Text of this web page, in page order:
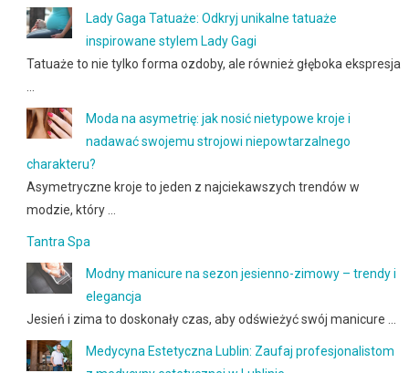
Lady Gaga Tatuaże: Odkryj unikalne tatuaże
inspirowane stylem Lady Gagi
Tatuaże to nie tylko forma ozdoby, ale również głęboka ekspresja
Moda na asymetrię: jak nosić nietypowe kroje i
nadawać swojemu strojowi niepowtarzalnego
charakteru?
Asymetryczne kroje to jeden z najciekawszych trendów w
modzie, który …
Tantra Spa
Modny manicure na sezon jesienno-zimowy – trendy i
elegancja
Jesień i zima to doskonały czas, aby odświeżyć swój manicure …
Medycyna Estetyczna Lublin: Zaufaj profesjonalistom